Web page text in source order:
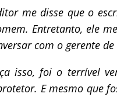
me disse que o
Entretanto, ele
com o gerente
isso, foi o terrível
E mesmo que